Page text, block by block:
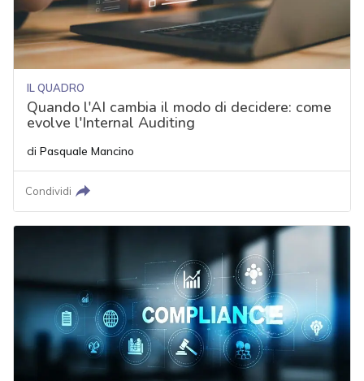
IL QUADRO
Quando l'AI cambia il modo di decidere: come
evolve l'Internal Auditing
di Pasquale Mancino
Condividi